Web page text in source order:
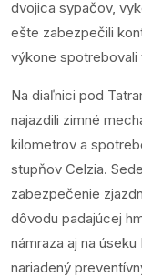
dvojica sypačov,
ešte zabezpečili
výkone spotrebovali
Na diaľnici pod
najazdili zimné
kilometrov a
stupňov Celzia.
zabezpečenie
dôvodu padajúcej
námraza aj na úseku
nariadený